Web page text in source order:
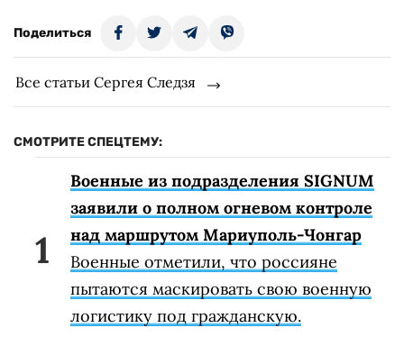
Поделиться
Все статьи Сергея Следзя
СМОТРИТЕ СПЕЦТЕМУ:
Военные из подразделения SIGNUM
заявили о полном огневом контроле
над маршрутом Мариуполь-Чонгар
Военные отметили, что россияне
пытаются маскировать свою военную
логистику под гражданскую.